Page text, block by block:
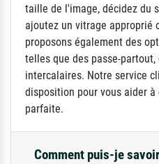
taille de l'image, décidez du
ajoutez un vitrage approprié
proposons également des
telles que des passe-
intercalaires. Notre service
disposition pour vous aider
parfaite.
Comment puis-je